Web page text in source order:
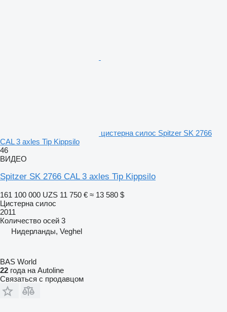
цистерна силос Spitzer SK 2766
CAL 3 axles Tip Kippsilo
46
ВИДЕО
Spitzer SK 2766 CAL 3 axles Tip Kippsilo
161 100 000 UZS 11 750 € ≈ 13 580 $
Цистерна силос
2011
Количество осей 3
Нидерланды, Veghel
BAS World
22 года на Autoline
Связаться с продавцом